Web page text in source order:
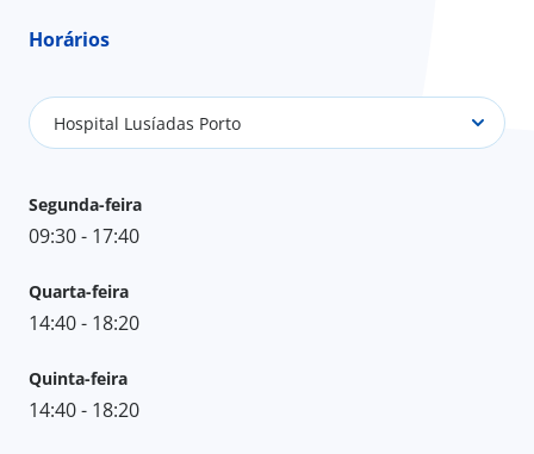
Horários
Hospital Lusíadas Porto
Segunda-feira
09:30 - 17:40
Quarta-feira
14:40 - 18:20
Quinta-feira
14:40 - 18:20